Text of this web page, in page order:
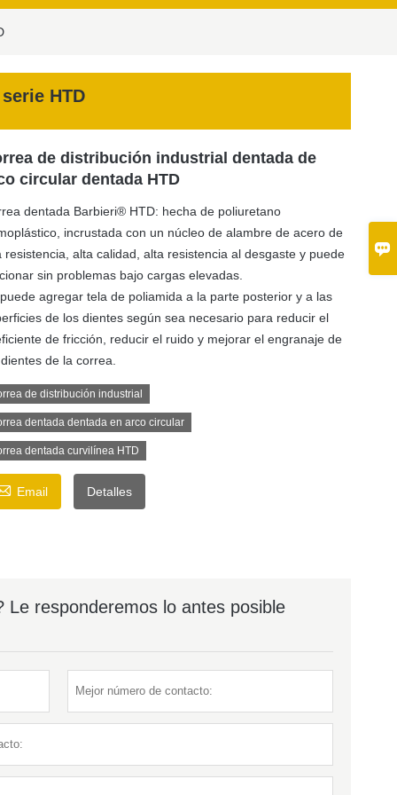

HTD
de distribución industrial dentada de
circular dentada HTD
dentada Barbieri® HTD: hecha de poliuretano
incrustada con un núcleo de alambre de acero de
resistencia, alta calidad, alta resistencia al desgaste y puede
sin problemas bajo cargas elevadas.
agregar tela de poliamida a la parte posterior y a las
de los dientes según sea necesario para reducir el
de fricción, reducir el ruido y mejorar el engranaje de
de la correa.
de distribución industrial
dentada dentada en arco circular
dentada curvilínea HTD
Email Detalles
Le responderemos lo antes posible